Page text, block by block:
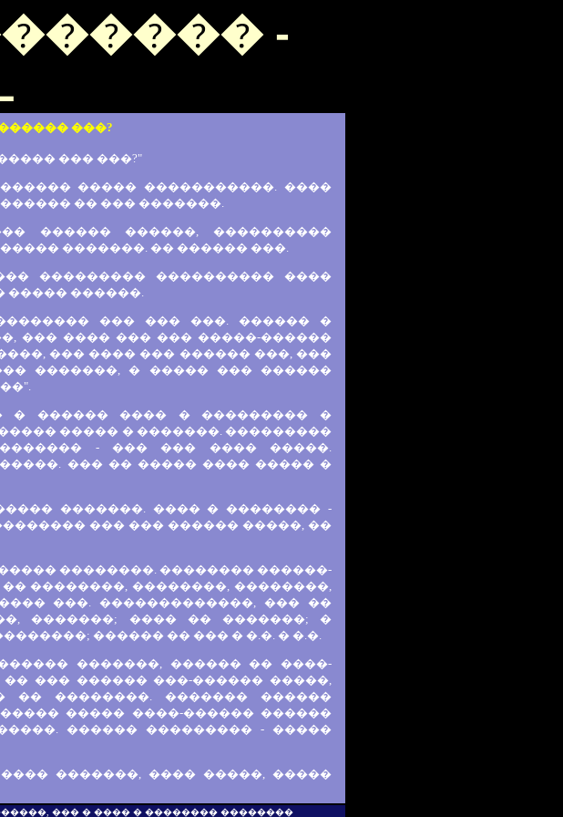
-
���?
��� ���?"
����� �����������. ����
�� ��� �������.
������ ������, ����������
�������. �� ������ ���.
��������� ���������� ����
����� ������.
��� ��� ���. ������ �
��� ���� ��� ��� �����-������
��� ���� ��� ������ ���, ���
�������, � ����� ��� ������
� ������ ���� � ��������� �
����� � �������. ���������
- ��� ��� ���� �����.
��� �� ����� ���� ����� �
�������. ���� � �������� -
��� ��� ������ �����, ��
��������. �������� ������-
��������, ��������, ��������,
���. �������������, ��� ��
�������; ���� �� �������; �
������ �� ��� � �.�. � �.�.
�������, ������ �� ����-
��� ������ ���-������ �����,
��������. ������� ������
����� ����-������ ������
������ ��������� - �����
�������, ���� �����, �����
��� � ���� � �������� ��������